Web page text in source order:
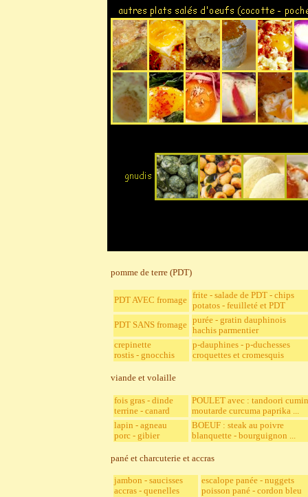
pomme de terre (PDT)
PDT AVEC fromage frite - salade de PDT - chips
potatos - feuilleté et PDT
PDT SANS fromage purée - gratin dauphinois
hachis parmentier
crepinette
rostis - gnocchis
p-dauphines - p-duchesses
croquettes et cromesquis
viande et volaille
fois gras - dinde
terrine - canard
POULET avec : tandoori cumin
moutarde curcuma paprika ...
lapin - agneau
porc - gibier
BOEUF : steak au poivre
blanquette - bourguignon ...
pané et charcuterie et accras
jambon - saucisses
accras - quenelles
escalope panée - nuggets
poisson pané - cordon bleu